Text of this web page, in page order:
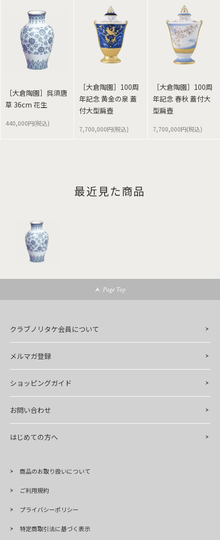
［大倉陶園］呉須唐
草 36cm 花生
440,000円(税込)
［大倉陶園］100周
年記念 黄金の泉 蓋
付大型扁壺
7,700,000円(税込)
［大倉陶園］100周
年記念 春秋 蓋付大
型扁壺
7,700,000円(税込)
最近見た商品
Page Top
クラブノリタケ会員について
メルマガ登録
ショッピングガイド
お問い合わせ
はじめての方へ
商品のお取り扱いについて
ご利用規約
プライバシーポリシー
特定商取引法に基づく表示